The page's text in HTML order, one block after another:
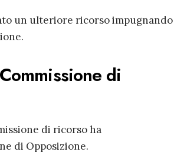
un ulteriore ricorso impugnando
di
di ricorso ha
di Opposizione.